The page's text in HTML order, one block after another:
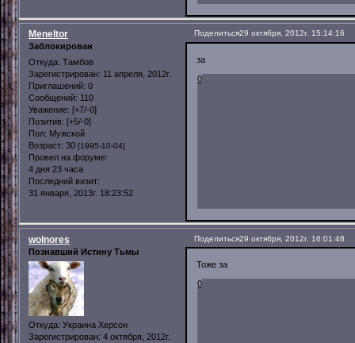
Поделиться29 октября, 2012г. 15:14:16
Meneltor
Заблокирован
Откуда: Тамбов
Зарегистрирован: 11 апреля, 2012г.
Приглашений: 0
Сообщений: 110
Уважение: [+7/-0]
Позитив: [+5/-0]
Пол: Мужской
Возраст: 30 [1995-10-04]
Провел на форуме:
4 дня 23 часа
Последний визит:
31 января, 2013г. 18:23:52
за
0
Поделиться29 октября, 2012г. 16:01:48
wolnores
Познавший Истину Тьмы
Откуда: Украина Херсон
Зарегистрирован: 4 октября, 2012г.
Тоже за
0